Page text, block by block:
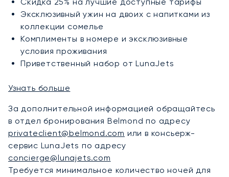
Скидка 25% на лучшие доступные тарифы
Эксклюзивный ужин на двоих с напитками из
коллекции сомелье
Комплименты в номере и эксклюзивные
условия проживания
Приветственный набор от LunaJets
Узнать больше
За дополнительной информацией обращайтесь
в отдел бронирования Belmond по адресу
privateclient@belmond.com или в консьерж-
сервис LunaJets по адресу
concierge@lunajets.com
Требуется минимальное количество ночей для